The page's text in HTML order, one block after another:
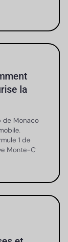
la
de Monaco
1 de
Monte-C